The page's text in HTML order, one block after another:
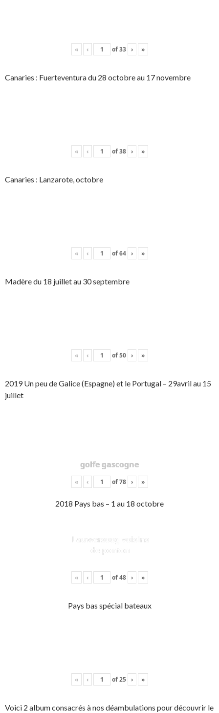
« ‹ of33 › »
Canaries : Fuerteventura du 28 octobre au 17 novembre
« ‹ of38 › »
Canaries : Lanzarote, octobre
« ‹ of64 › »
Madère du 18 juillet au 30 septembre
« ‹ of50 › »
2019 Un peu de Galice (Espagne) et le Portugal – 29avril au 15
juillet
golfe gascogne
« ‹ of78 › »
2018 Pays bas – 1 au 18 octobre
Lauwersoog voisins
de ponton
« ‹ of48 › »
Pays bas spécial bateaux
« ‹ of25 › »
Voici 2 album consacrés à nos déambulations pour découvrir le